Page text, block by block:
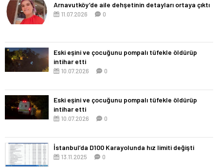
Arnavutköy’de aile dehşetinin detayları ortaya çıktı
11.07.2026 0
Eski eşini ve çocuğunu pompalı tüfekle öldürüp
intihar etti
10.07.2026 0
Eski eşini ve çocuğunu pompalı tüfekle öldürüp
intihar etti
10.07.2026 0
İstanbul’da D100 Karayolunda hız limiti değişti
13.11.2025 0